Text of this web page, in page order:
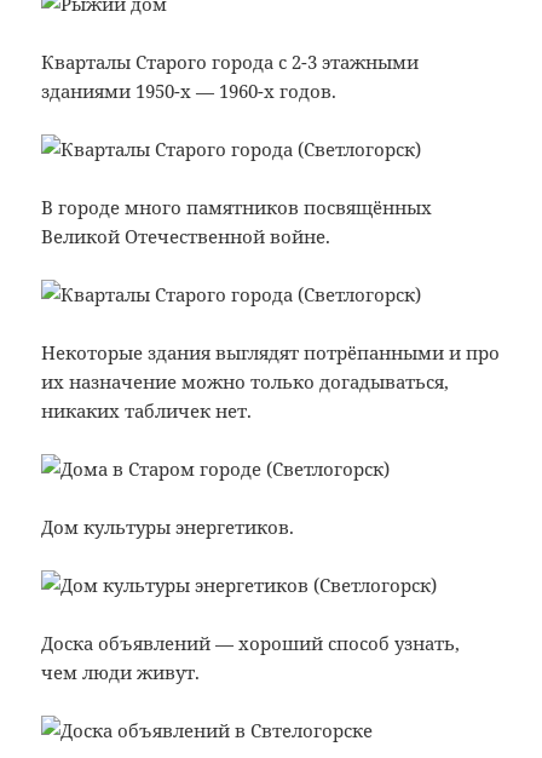
Кварталы Старого города с 2-3 этажными
зданиями 1950-х — 1960-х годов.
В городе много памятников посвящённых
Великой Отечественной войне.
Некоторые здания выглядят потрёпанными и про
их назначение можно только догадываться,
никаких табличек нет.
Дом культуры энергетиков.
Доска объявлений — хороший способ узнать,
чем люди живут.